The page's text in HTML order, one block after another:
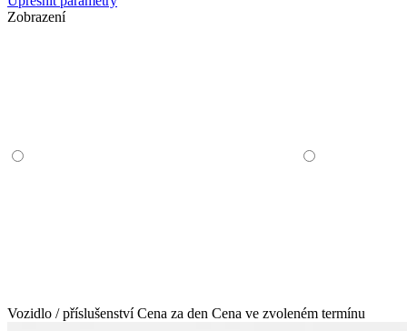
Zobrazení
Vozidlo / příslušenstvíCena za den Cena ve zvoleném termínu